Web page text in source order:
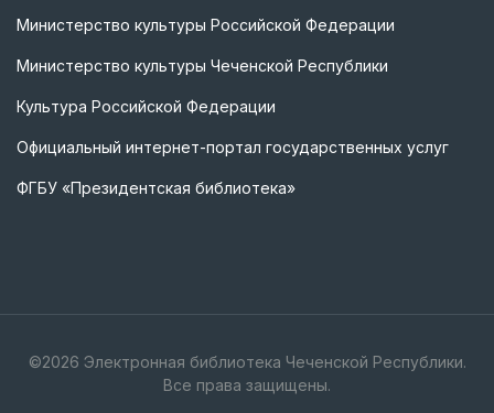
Министерство культуры Российской Федерации
Министерство культуры Чеченской Республики
Культура Российской Федерации
Официальный интернет-портал государственных услуг
ФГБУ «Президентская библиотека»
©2026 Электронная библиотека Чеченской Республики.
Все права защищены.